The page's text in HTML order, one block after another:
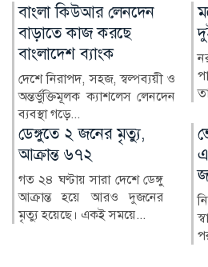
মনোহরদীতে ডোবায় ডুবে
দুই শিশুর মর্মান্তিক মৃত্যু
নরসিংদীর মনোহরদীতে সড়কের
পাশে থাকা গভীর ডোবায় ডুবে
তাওহীদ (৭) ও নাবিল (৬) নাম...
ভোট চুরি করে নির্বাচিত
এমপিকে মানবে না
জনগণ
নির্বাচনের সময় বহিষ্কৃত একটি
স্বার্থান্বেষী মহল ধানের শীষকে